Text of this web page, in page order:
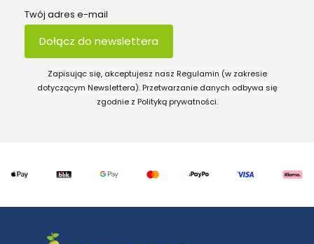
Twój adres e-mail
Dołącz do newslettera
Zapisując się, akceptujesz nasz Regulamin (w zakresie
dotyczącym Newslettera). Przetwarzanie danych odbywa się
zgodnie z Polityką prywatności.